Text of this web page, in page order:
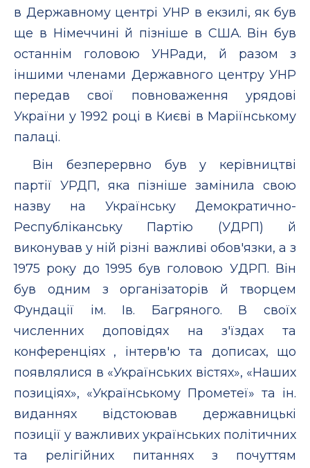
в Державному центрі УНР в екзилі, як був
ще в Німеччині й пізніше в США. Він був
останнім головою УНРади, й разом з
іншими членами Державного центру УНР
передав свої повноваження урядові
України у 1992 році в Києві в Маріїнському
палаці.
Він безперервно був у керівництві
партії УРДП, яка пізніше замінила свою
назву на Українську Демократично-
Республіканську Партію (УДРП) й
виконував у ній різні важливі обов'язки, а з
1975 року до 1995 був головою УДРП. Він
був одним з організаторів й творцем
Фундації ім. Ів. Багряного. В своїх
численних доповідях на з'їздах та
конференціях , інтерв'ю та дописах, що
появлялися в «Українських вістях», «Наших
позиціях», «Українському Прометеї» та ін.
виданнях відстоював державницькі
позиції у важливих українських політичних
та релігійних питаннях з почуттям